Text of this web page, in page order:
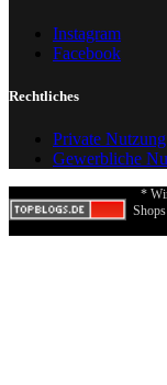
Instagram
Facebook
Rechtliches
Private
Gewerbliche
*